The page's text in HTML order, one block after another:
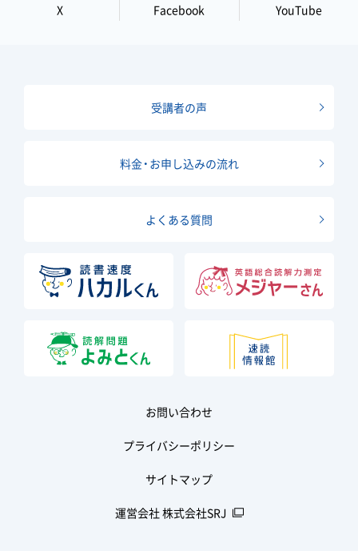
X Facebook YouTube
受講者の声
料金・お申し込みの流れ
よくある質問
お問い合わせ
プライバシーポリシー
サイトマップ
運営会社 株式会社SRJ